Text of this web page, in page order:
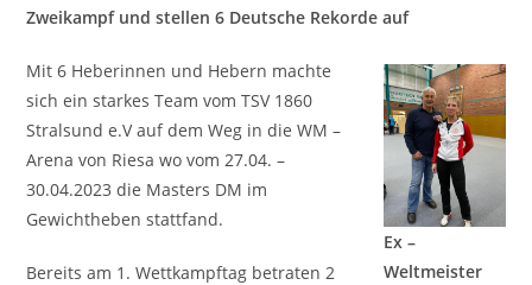
Zweikampf und stellen 6 Deutsche Rekorde auf
Ex –
Weltmeister
Mit 6 Heberinnen und Hebern machte
sich ein starkes Team vom TSV 1860
Stralsund e.V auf dem Weg in die WM –
Arena von Riesa wo vom 27.04. –
30.04.2023 die Masters DM im
Gewichtheben stattfand.
Bereits am 1. Wettkampftag betraten 2